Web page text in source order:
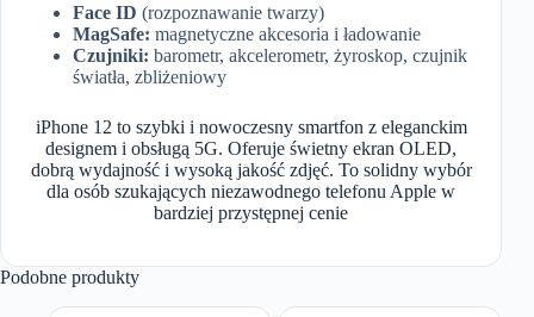
Face ID (rozpoznawanie twarzy)
MagSafe: magnetyczne akcesoria i ładowanie
Czujniki: barometr, akcelerometr, żyroskop, czujnik
światła, zbliżeniowy
iPhone 12 to szybki i nowoczesny smartfon z eleganckim
designem i obsługą 5G. Oferuje świetny ekran OLED,
dobrą wydajność i wysoką jakość zdjęć. To solidny wybór
dla osób szukających niezawodnego telefonu Apple w
bardziej przystępnej cenie
Podobne produkty